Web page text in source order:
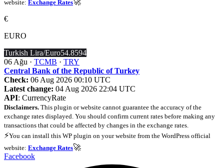
website: Exchange Rates🚀
€
EURO
Turkish Lira/Euro54.8594
06 Ağu · TCMB · TRY
Central Bank of the Republic of Turkey
Check: 06 Aug 2026 00:10 UTC
Latest change: 04 Aug 2026 22:04 UTC
API: CurrencyRate
Disclaimers. This plugin or website cannot guarantee the accuracy of the
exchange rates displayed. You should confirm current rates before making any
transactions that could be affected by changes in the exchange rates.
⚡You can install this WP plugin on your website from the WordPress official
website: Exchange Rates🚀
Facebook